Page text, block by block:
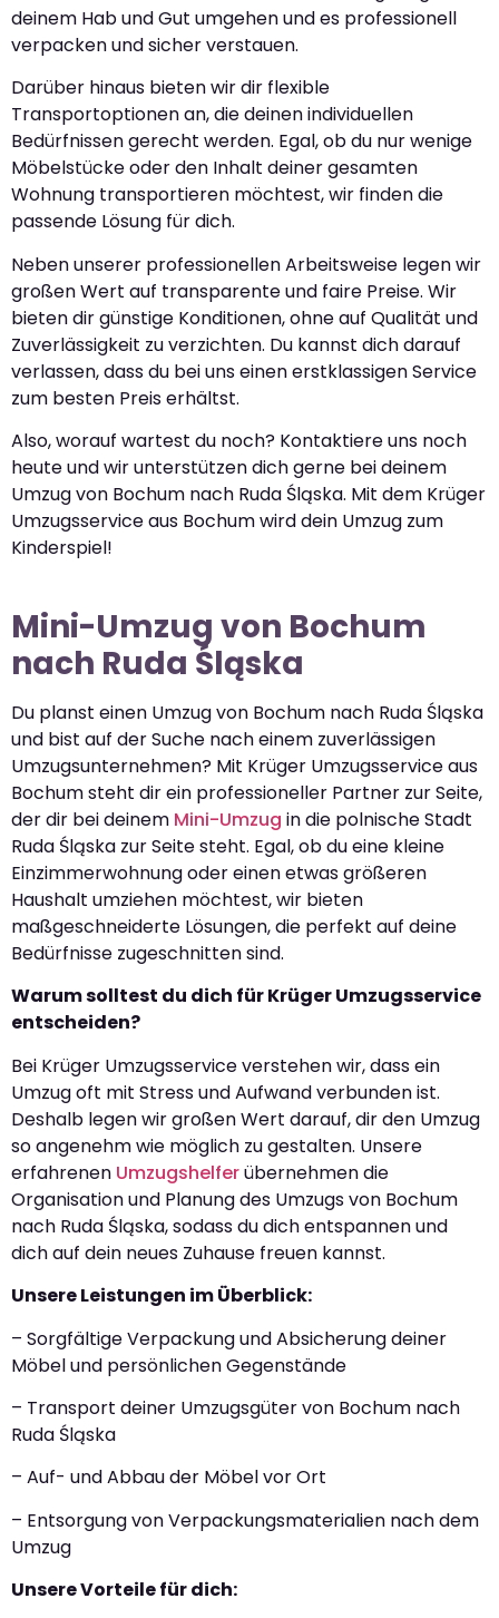
deinem Hab und Gut umgehen und es professionell
verpacken und sicher verstauen.
Darüber hinaus bieten wir dir flexible
Transportoptionen an, die deinen individuellen
Bedürfnissen gerecht werden. Egal, ob du nur wenige
Möbelstücke oder den Inhalt deiner gesamten
Wohnung transportieren möchtest, wir finden die
passende Lösung für dich.
Neben unserer professionellen Arbeitsweise legen wir
großen Wert auf transparente und faire Preise. Wir
bieten dir günstige Konditionen, ohne auf Qualität und
Zuverlässigkeit zu verzichten. Du kannst dich darauf
verlassen, dass du bei uns einen erstklassigen Service
zum besten Preis erhältst.
Also, worauf wartest du noch? Kontaktiere uns noch
heute und wir unterstützen dich gerne bei deinem
Umzug von Bochum nach Ruda Śląska. Mit dem Krüger
Umzugsservice aus Bochum wird dein Umzug zum
Kinderspiel!
Mini-Umzug von Bochum
nach Ruda Śląska
Du planst einen Umzug von Bochum nach Ruda Śląska
und bist auf der Suche nach einem zuverlässigen
Umzugsunternehmen? Mit Krüger Umzugsservice aus
Bochum steht dir ein professioneller Partner zur Seite,
der dir bei deinem Mini-Umzug in die polnische Stadt
Ruda Śląska zur Seite steht. Egal, ob du eine kleine
Einzimmerwohnung oder einen etwas größeren
Haushalt umziehen möchtest, wir bieten
maßgeschneiderte Lösungen, die perfekt auf deine
Bedürfnisse zugeschnitten sind.
Warum solltest du dich für Krüger Umzugsservice
entscheiden?
Bei Krüger Umzugsservice verstehen wir, dass ein
Umzug oft mit Stress und Aufwand verbunden ist.
Deshalb legen wir großen Wert darauf, dir den Umzug
so angenehm wie möglich zu gestalten. Unsere
erfahrenen Umzugshelferübernehmen die
Organisation und Planung des Umzugs von Bochum
nach Ruda Śląska, sodass du dich entspannen und
dich auf dein neues Zuhause freuen kannst.
Unsere Leistungen im Überblick:
– Sorgfältige Verpackung und Absicherung deiner
Möbel und persönlichen Gegenstände
– Transport deiner Umzugsgüter von Bochum nach
Ruda Śląska
– Auf- und Abbau der Möbel vor Ort
– Entsorgung von Verpackungsmaterialien nach dem
Umzug
Unsere Vorteile für dich: